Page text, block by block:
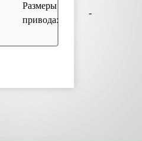
Размеры
привода:
-